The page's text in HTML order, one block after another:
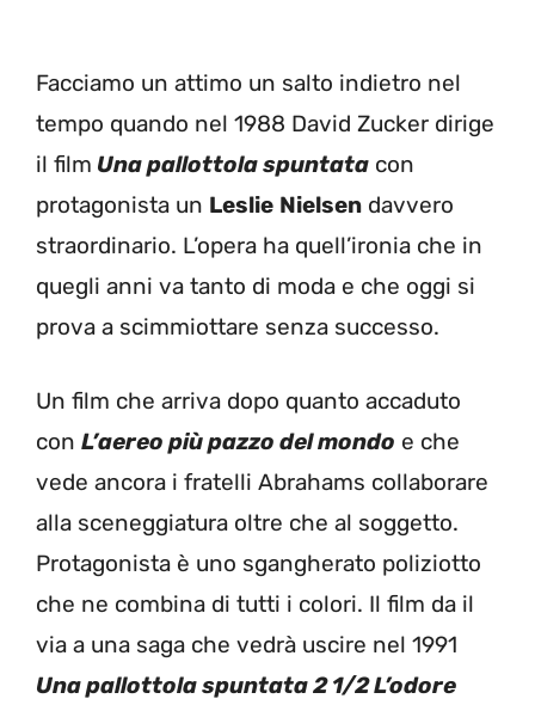
Facciamo un attimo un salto indietro nel
tempo quando nel 1988 David Zucker dirige
il film Una pallottola spuntata con
protagonista un Leslie Nielsen davvero
straordinario. L’opera ha quell’ironia che in
quegli anni va tanto di moda e che oggi si
prova a scimmiottare senza successo.
Un film che arriva dopo quanto accaduto
con L’aereo più pazzo del mondo e che
vede ancora i fratelli Abrahams collaborare
alla sceneggiatura oltre che al soggetto.
Protagonista è uno sgangherato poliziotto
che ne combina di tutti i colori. Il film da il
via a una saga che vedrà uscire nel 1991
Una pallottola spuntata 2 1/2 L’odore